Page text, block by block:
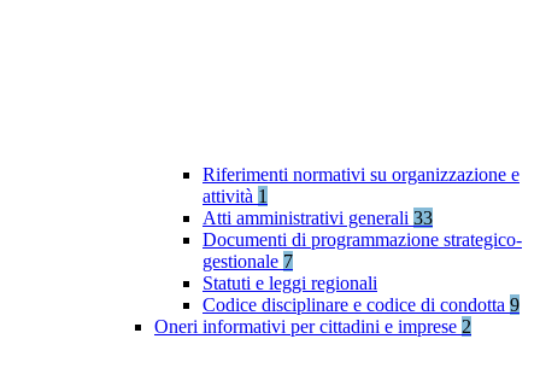
Riferimenti normativi su organizzazione e
attività 1
Atti amministrativi generali 33
Documenti di programmazione strategico-
gestionale 7
Statuti e leggi regionali
Codice disciplinare e codice di condotta 9
Oneri informativi per cittadini e imprese 2